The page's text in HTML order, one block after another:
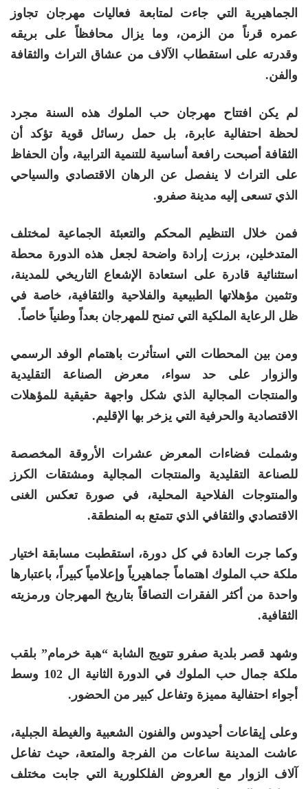
الجماهيرية التي جاءت لمتابعة فعاليات مهرجان تجاوز
عمره قرناً من الزمن، وما يزال محافظاً على بريقه
وقدرته على استقطاب الآلاف من عشاق التراث والثقافة
والفن.
لم يكن افتتاح مهرجان حب الملوك هذه السنة مجرد
لحظة احتفالية عابرة، بل حمل رسائل قوية تؤكد أن
الثقافة أصبحت رافعة أساسية للتنمية الترابية، وأن الحفاظ
على التراث لا ينفصل عن الرهان الاقتصادي والسياحي
الذي تسعى إليه مدينة صفرو.
فمن خلال التنظيم المحكم والتعبئة الجماعية لمختلف
المتدخلين، برزت إرادة واضحة لجعل هذه الدورة محطة
استثنائية قادرة على استعادة الإشعاع التاريخي للمدينة،
وتثمين مؤهلاتها الطبيعية والفلاحية والثقافية، خاصة في
ظل الرعاية الملكية التي تمنح للمهرجان بعداً وطنياً خاصاً.
ومن بين المحطات التي استأثرت باهتمام الوفد الرسمي
والزوار على حد سواء، معرض الصناعة التقليدية
والمنتجات المجالية الذي شكل واجهة حقيقية للمؤهلات
الاقتصادية والحرفية التي يزخر بها الإقليم.
وشملت فضاءات المعرض عشرات الأروقة المخصصة
للصناعة التقليدية والمنتجات المجالية ومشتقات الكرز
والمنتوجات الفلاحية المحلية، في صورة تعكس الغنى
الاقتصادي والثقافي الذي تتمتع به المنطقة.
وكما جرت العادة في كل دورة، استقطبت مسابقة اختيار
ملكة حب الملوك اهتماماً جماهيرياً وإعلامياً كبيراً، باعتبارها
واحدة من أكثر الفقرات التصاقاً بتاريخ المهرجان ورمزيته
الثقافية.
وشهد قصر بلدية صفرو تتويج الشابة “هبة خرمام” بلقب
ملكة جمال حب الملوك في الدورة الثانية ال 102 وسط
أجواء احتفالية مميزة وتفاعل كبير من الحضور.
وعلى إيقاعات أحيدوس والفنون الشعبية والغيطة الجبلية،
عاشت المدينة ساعات من الفرجة والمتعة، حيث تفاعل
آلاف الزوار مع العروض الفلكلورية التي جابت مختلف